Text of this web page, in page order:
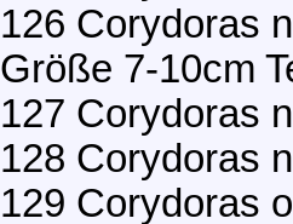
126 Corydoras
Größe 7-10cm
127 Corydoras
128 Corydoras
129 Corydoras